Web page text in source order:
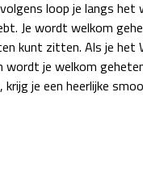
loop je langs het
Je wordt welkom
kunt zitten. Als je het
je welkom
je een heerlijke